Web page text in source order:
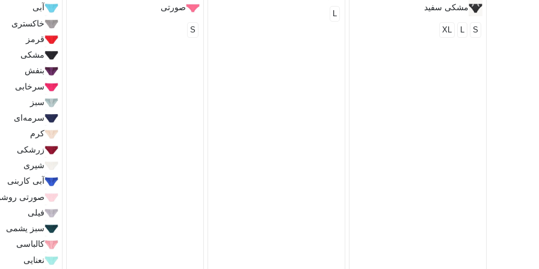
مشکی سفید
S
L
XL
L
صورتی
S
آبی
خاکستری
قرمز
مشکی
بنفش
سرخابی
سبز
سرمه‌ای
کرم
زرشکی
شیری
آبی کاربنی
صورتی
فیلی
سبز یشمی
کالباسی
نعنایی